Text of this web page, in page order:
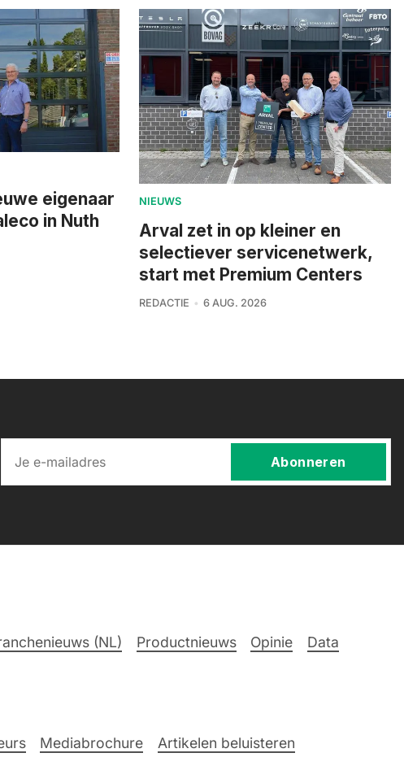
eigenaar
in Nuth
NIEUWS
Arval zet in op kleiner en
selectiever servicenetwerk,
start met Premium Centers
REDACTIE 6 AUG. 2026
Abonneren
(NL) Productnieuws Opinie
Data
Mediabrochure
Artikelen beluisteren